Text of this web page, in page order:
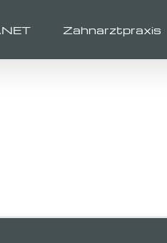
Zahnarztpraxis